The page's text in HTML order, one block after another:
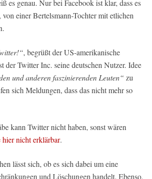
es genau. Nur bei Facebook ist klar, dass es
einer Bertelsmann-Tochter mit etlichen
, begrüßt der US-amerikanische
der Twitter Inc. seine deutschen Nutzer. Idee
und anderen faszinierenden Leuten“ zu
sich Meldungen, dass das nicht mehr so
kann Twitter nicht haben, sonst wären
nicht erklärbar.
lässt sich, ob es sich dabei um eine
und Löschungen handelt. Ebenso,